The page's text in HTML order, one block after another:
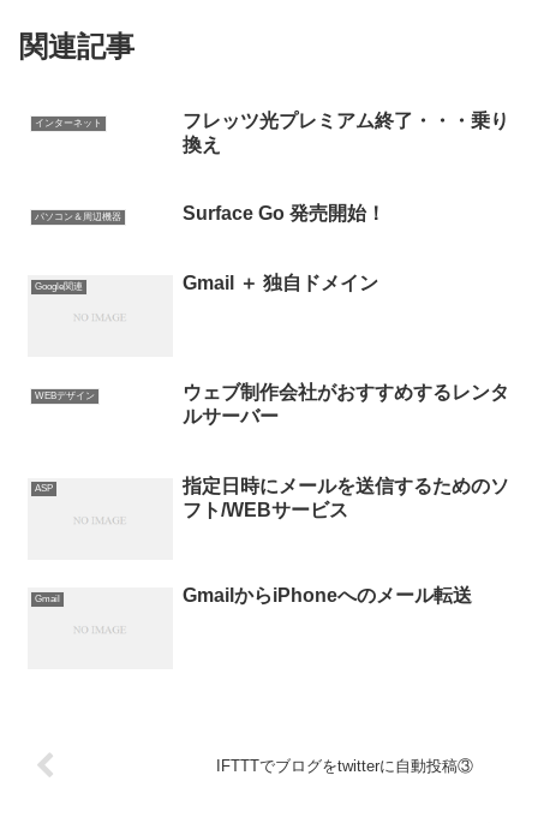
関連記事
インターネット
フレッツ光プレミアム終了・・・乗り
換え
パソコン＆周辺機器 Surface Go 発売開始！
Google関連 Gmail ＋ 独自ドメイン
WEBデザイン
ウェブ制作会社がおすすめするレンタ
ルサーバー
ASP
指定日時にメールを送信するためのソ
フト/WEBサービス
Gmail GmailからiPhoneへのメール転送
IFTTTでブログをtwitterに自動投稿③